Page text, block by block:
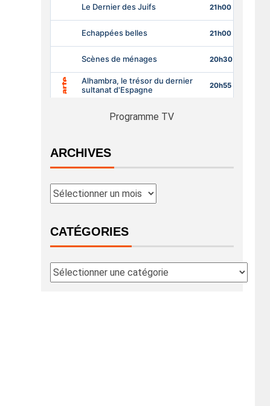
Programme TV
ARCHIVES
CATÉGORIES